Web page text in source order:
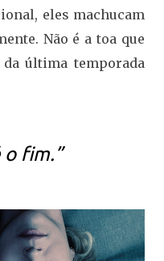
eles machucam
Não é a toa que
última temporada
o fim.”